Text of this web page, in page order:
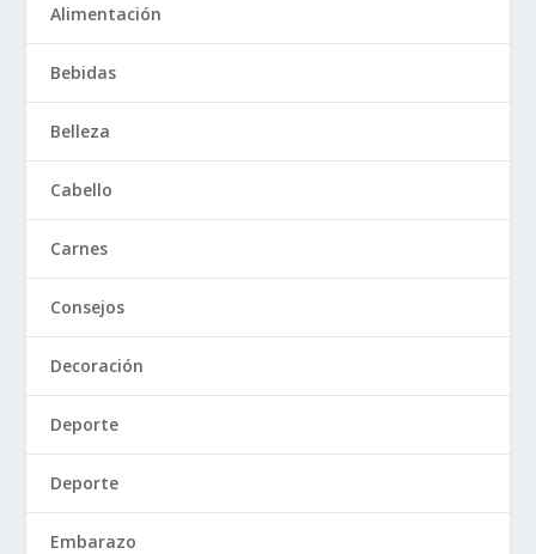
Alimentación
Bebidas
Belleza
Cabello
Carnes
Consejos
Decoración
Deporte
Deporte
Embarazo